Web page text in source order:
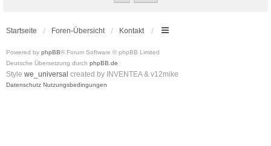
Startseite Foren-Übersicht Kontakt
Powered by phpBB® Forum Software © phpBB Limited
Deutsche Übersetzung durch phpBB.de
Style we_universal created by INVENTEA & v12mike
Datenschutz Nutzungsbedingungen